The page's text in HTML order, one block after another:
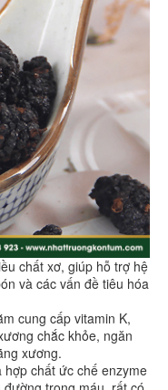
chất xơ, giúp hỗ trợ hệ
và các vấn đề tiêu hóa
cung cấp vitamin K,
chắc khỏe, ngăn
xương.
chất ức chế enzyme